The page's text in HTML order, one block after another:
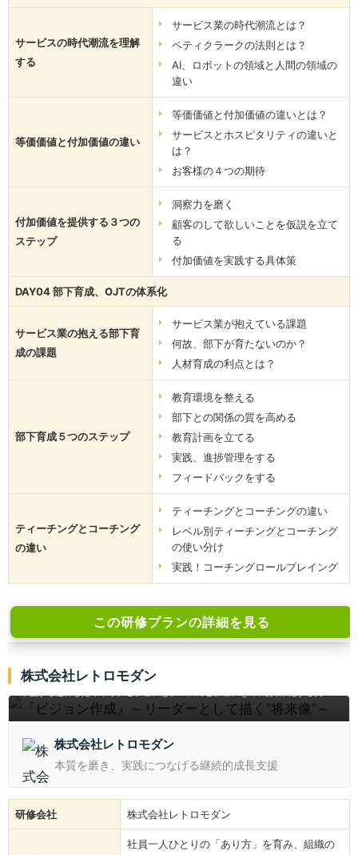
サービスの時代潮流を理解
する
サービス業の時代潮流とは？
ペティクラークの法則とは？
AI、ロボットの領域と人間の領域の
違い
等価価値と付加価値の違い
等価価値と付加価値の違いとは？
サービスとホスピタリティの違いと
は？
お客様の４つの期待
付加価値を提供する３つの
ステップ
洞察力を磨く
顧客のして欲しいことを仮説を立て
る
付加価値を実践する具体策
DAY04 部下育成、OJTの体系化
サービス業の抱える部下育
成の課題
サービス業が抱えている課題
何故、部下が育たないのか？
人材育成の利点とは？
部下育成５つのステップ
教育環境を整える
部下との関係の質を高める
教育計画を立てる
実践、進捗管理をする
フィードバックをする
ティーチングとコーチング
の違い
ティーチングとコーチングの違い
レベル別ティーチングとコーチング
の使い分け
実践！コーチングロールプレイング
この研修プランの詳細を見る
株式会社レトロモダン
将来のキャリアが描けないリーダー向けに、Can・Must・Willで自己分析し、10
型研修です。理念理解とアクションプラン作成、継続フォローで現場の行動変容
まで支援します。
株式会社レトロモダン
本質を磨き、実践につなげる継続的成長支援
研修会社 株式会社レトロモダン
社員一人ひとりの「あり方」を育み、組織の